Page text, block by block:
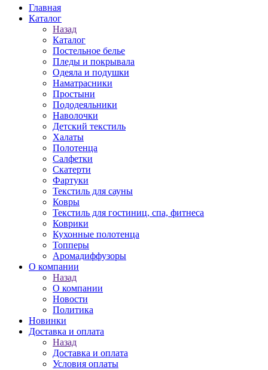
Главная
Каталог
Назад
Каталог
Постельное белье
Пледы и покрывала
Одеяла и подушки
Наматрасники
Простыни
Пододеяльники
Наволочки
Детский текстиль
Халаты
Полотенца
Салфетки
Скатерти
Фартуки
Текстиль для сауны
Ковры
Текстиль для гостиниц, спа, фитнеса
Коврики
Кухонные полотенца
Топперы
Аромадиффузоры
О компании
Назад
О компании
Новости
Политика
Новинки
Доставка и оплата
Назад
Доставка и оплата
Условия оплаты